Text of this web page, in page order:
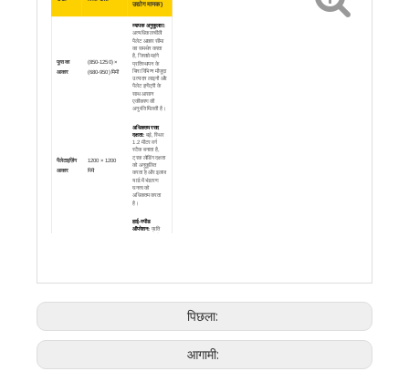
उद्योग मानक)
फूस का
आकार
(850-1250) ×
(680-950) मिमी
व्यापक अनुकूलता:
अत्यधिक लचीली
पैलेट आकार सीमा
का समर्थन करता
है, जिससे महंगे
प्रतिस्थापन के
बिना विभिन्न मौजूदा
उत्पादन लाइनों और
पैलेट इन्वेंट्री के
साथ आसान
एकीकरण की
अनुमति मिलती है।
पैलेटाइज़िंग
आकार
1200 × 1200
मिमी
अधिकतम रसद
दक्षता: बड़े, स्थिर
1.2 मीटर वर्ग
स्टैक बनाता है,
ट्रक लोडिंग दक्षता
को अनुकूलित
करता है और इलाज
यार्ड में भंडारण
घनत्व को
अधिकतम करता
है।
हाई-स्पीड
ऑपरेशन: प्रति
प्रति पैलेट चक्र
पिछला:
आगामी: